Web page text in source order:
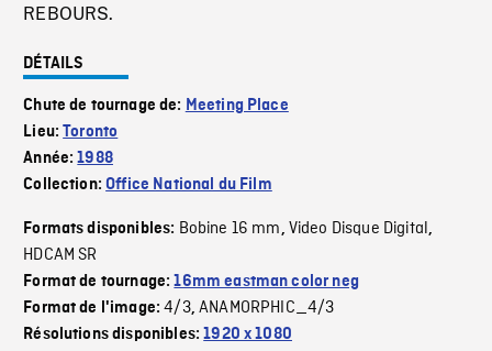
REBOURS.
DÉTAILS
Chute de tournage de: Meeting Place
Lieu:Toronto
Année:1988
Collection:Office National du Film
Formats disponibles: Bobine 16 mm, Video Disque Digital,
HDCAM SR
Format de tournage:16mm eastman color neg
Format de l'image:4/3,ANAMORPHIC_4/3
Résolutions disponibles:1920 x 1080